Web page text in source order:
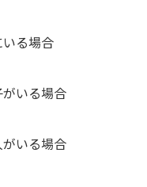
る場合
いる場合
いる場合